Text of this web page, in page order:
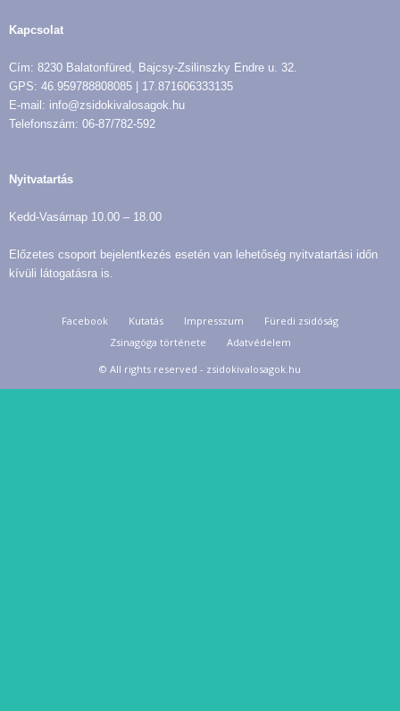
Kapcsolat
Cím: 8230 Balatonfüred, Bajcsy-Zsilinszky Endre u. 32.
GPS: 46.959788808085 | 17.871606333135
E-mail: info@zsidokivalosagok.hu
Telefonszám: 06-87/782-592
Nyitvatartás
Kedd-Vasárnap 10.00 – 18.00
Előzetes csoport bejelentkezés esetén van lehetőség nyitvatartási időn
kívüli látogatásra is.
Facebook Kutatás Impresszum
Füredi zsidóság
Zsinagóga története
Adatvédelem
© All rights reserved - zsidokivalosagok.hu